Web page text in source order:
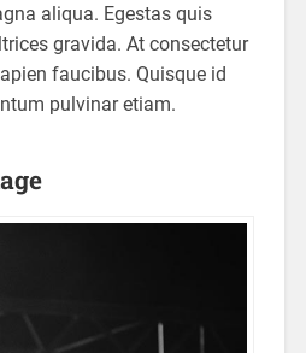
aliqua. Egestas quis
gravida. At consectetur
faucibus. Quisque id
pulvinar etiam.